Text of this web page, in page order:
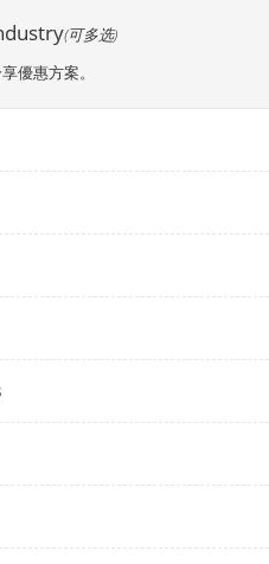
(可多选)
優惠方案。